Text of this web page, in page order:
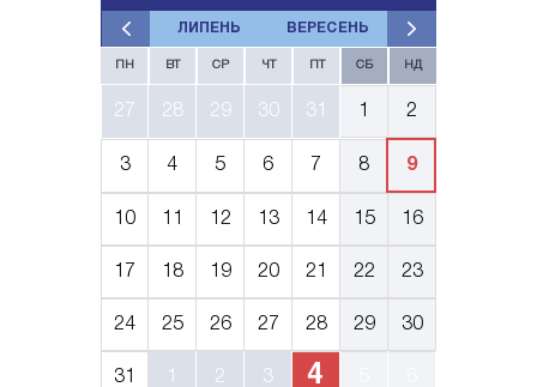
ЛИПЕНЬ ВЕРЕСЕНЬ
ПН ВТ СР ЧТ ПТ СБ НД
27 28 29 30 31 1 2
3 4 5 6 7 8 9
10 11 12 13 14 15 16
17 18 19 20 21 22 23
24 25 26 27 28 29 30
31 1 2 3 4